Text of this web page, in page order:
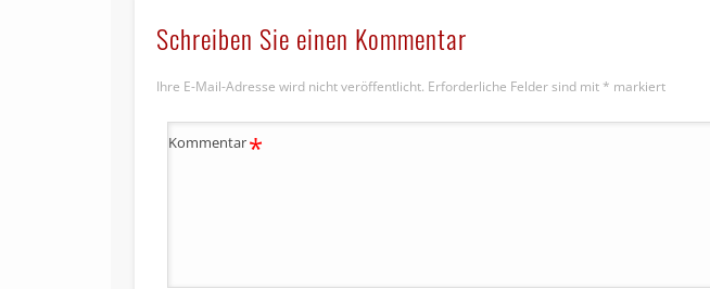
Schreiben Sie einen Kommentar
Ihre E-Mail-Adresse wird nicht veröffentlicht. Erforderliche Felder sind mit * markiert
Kommentar*